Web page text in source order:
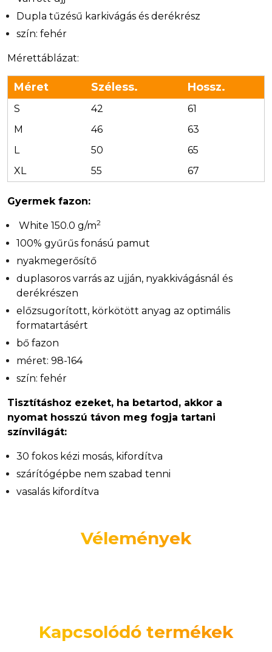
Dupla tűzésű karkivágás és derékrész
szín: fehér
Mérettáblázat:
Méret Széless. Hossz.
S 42
61
M
46
63
L
50
65
XL
55 67
Gyermek fazon:
White 150.0 g/m2
100% gyűrűs fonású pamut
nyakmegerősítő
duplasoros varrás az ujján, nyakkivágásnál és
derékrészen
előzsugorított, körkötött anyag az optimális
formatartásért
bő fazon
méret: 98-164
szín: fehér
Tisztításhoz ezeket, ha betartod, akkor a
nyomat hosszú távon meg fogja tartani
színvilágát:
30 fokos kézi mosás, kifordítva
szárítógépbe nem szabad tenni
vasalás kifordítva
Vélemények
Kapcsolódó termékek